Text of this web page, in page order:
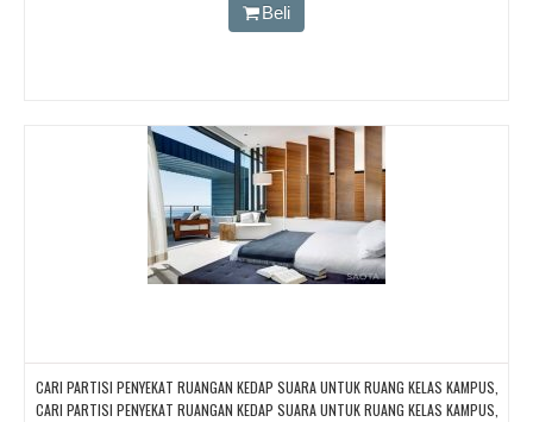
Beli
CARI PARTISI PENYEKAT RUANGAN KEDAP SUARA UNTUK RUANG KELAS KAMPUS,
CARI PARTISI PENYEKAT RUANGAN KEDAP SUARA UNTUK RUANG KELAS KAMPUS,